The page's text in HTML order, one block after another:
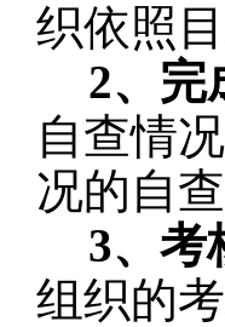
织依照
2、完
自查情
况的自
3、考
组织的考